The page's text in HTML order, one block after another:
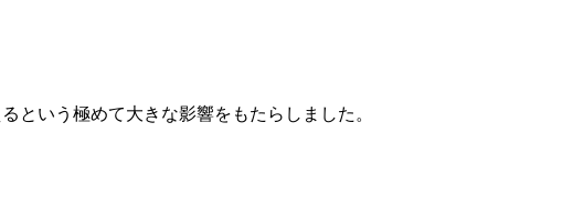
という極めて大きな影響をもたらしました。